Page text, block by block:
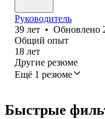
Руководитель
39 лет • Обновлено
Общий опыт
18 лет
Другие резюме
Ещё 1 резюме
Быстрые